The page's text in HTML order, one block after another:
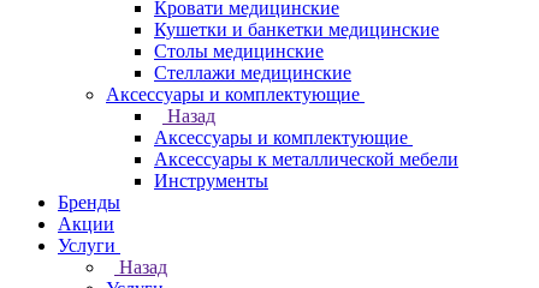
Кровати медицинские
Кушетки и банкетки медицинские
Столы медицинские
Стеллажи медицинские
Аксессуары и комплектующие
Назад
Аксессуары и комплектующие
Аксессуары к металлической мебели
Инструменты
Бренды
Акции
Услуги
Назад